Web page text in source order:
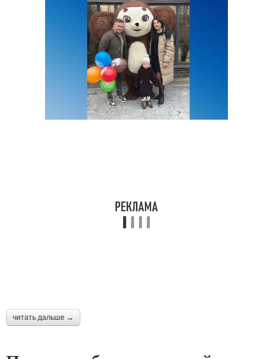
читать дальше →